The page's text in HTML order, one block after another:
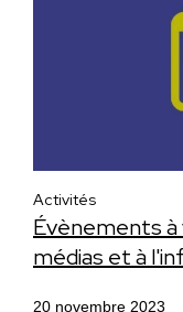
Évènements à
médias et à
20 novembre 2023
Activités